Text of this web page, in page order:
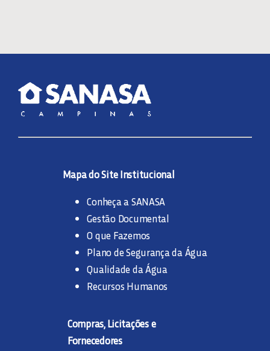
Mapa do Site Institucional
Conheça a SANASA
Gestão Documental
O que Fazemos
Plano de Segurança da Água
Qualidade da Água
Recursos Humanos
Compras, Licitações e
Fornecedores